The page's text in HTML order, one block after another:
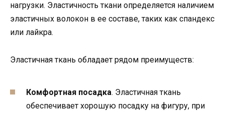
нагрузки. Эластичность ткани определяется наличием
эластичных волокон в ее составе, таких как спандекс
или лайкра.
Эластичная ткань обладает рядом преимуществ:
Комфортная посадка. Эластичная ткань
обеспечивает хорошую посадку на фигуру, при